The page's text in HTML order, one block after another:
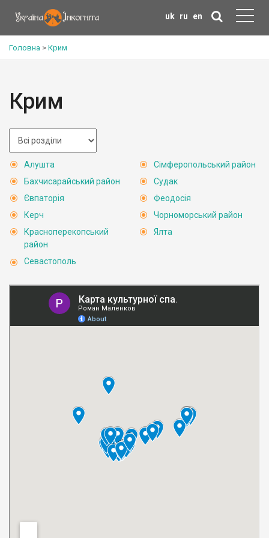
uk ru en
Головна > Крим
Крим
Алушта
Бахчисарайський район
Євпаторія
Керч
Красноперекопський
район
Севастополь
Сімферопольський район
Судак
Феодосія
Чорноморський район
Ялта